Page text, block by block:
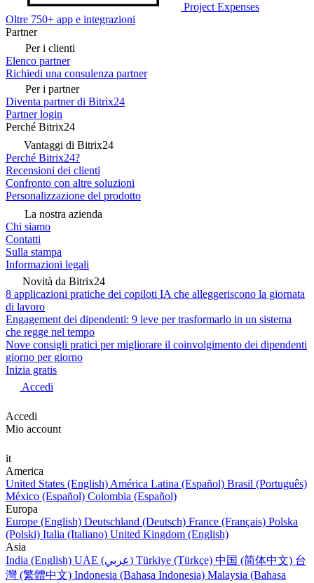
Project Expenses
Oltre 750+ app e integrazioni
Partner
Per i clienti
Elenco partner
Richiedi una consulenza partner
Per i partner
Diventa partner di Bitrix24
Partner login
Perché Bitrix24
Vantaggi di Bitrix24
Perché Bitrix24?
Recensioni dei clienti
Confronto con altre soluzioni
Personalizzazione del prodotto
La nostra azienda
Chi siamo
Contatti
Sulla stampa
Informazioni legali
Novità da Bitrix24
8 applicazioni pratiche dei copiloti IA che alleggeriscono la giornata
di lavoro
Engagement dei dipendenti: 9 leve per trasformarlo in un sistema
che regge nel tempo
Nove consigli pratici per migliorare il coinvolgimento dei dipendenti
giorno per giorno
Inizia gratis
Accedi
Accedi
Mio account
it
America
United States (English) América Latina (Español) Brasil (Português)
México (Español) Colombia (Español)
Europa
Europe (English) Deutschland (Deutsch) France (Français) Polska
(Polski) Italia (Italiano) United Kingdom (English)
Asia
India (English)
UAE (عربي) Türkiye (Türkçe) 中国 (简体中文) 台
灣 (繁體中文) Indonesia (Bahasa Indonesia) Malaysia (Bahasa